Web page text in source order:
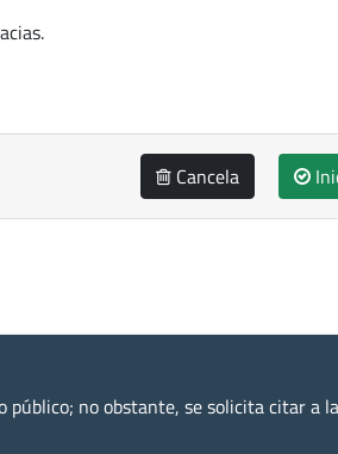
Cancela
público; no obstante, se solicita citar a la